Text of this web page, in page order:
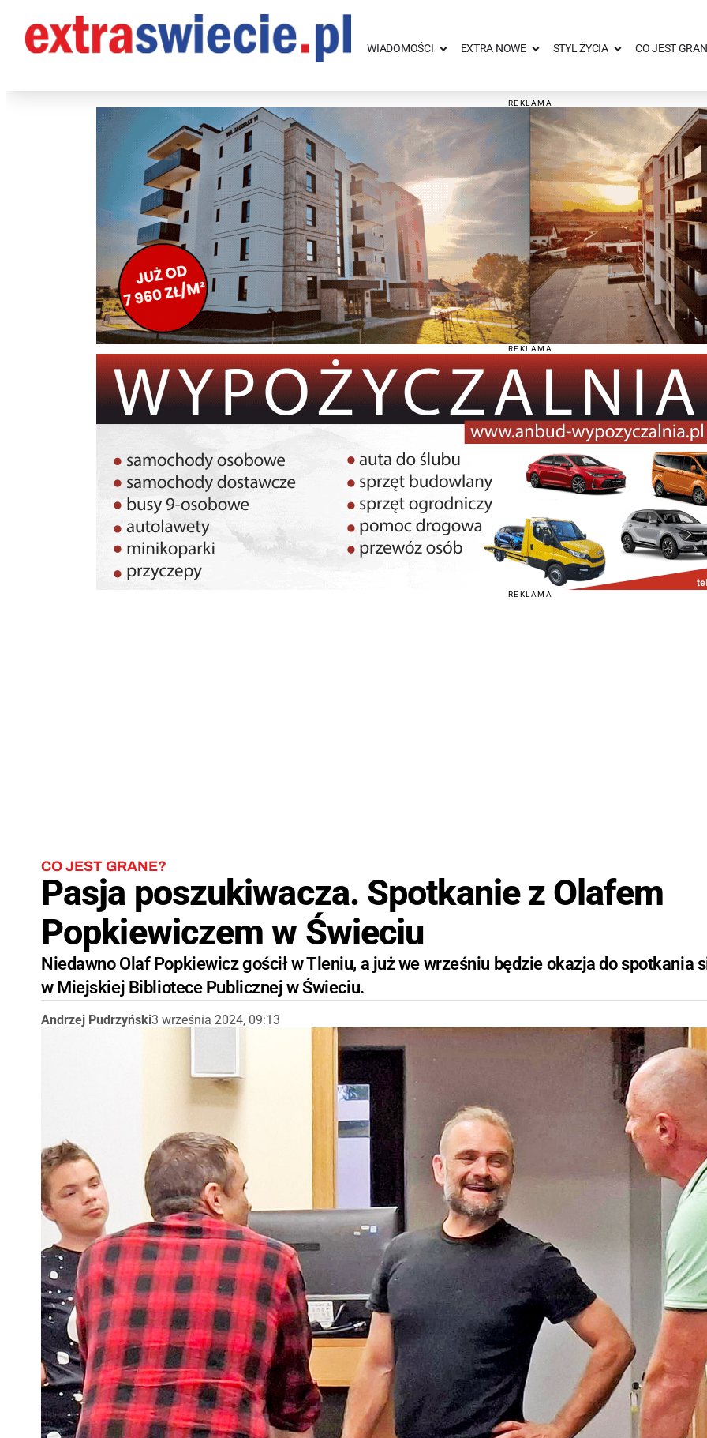
WIADOMOŚCI EXTRA NOWE STYL ŻYCIA CO JEST
REKLAMA
REKLAMA
REKLAMA
CO JEST GRANE?
Pasja poszukiwacza. Spotkanie z Olafem
Popkiewiczem w Świeciu
Niedawno Olaf Popkiewicz gościł w Tleniu, a już we wrześniu będzie okazja do spotkania
w Miejskiej Bibliotece Publicznej w Świeciu.
Andrzej Pudrzyński3 września 2024, 09:13